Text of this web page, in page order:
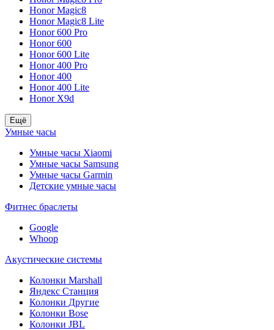
Honor Magic8
Honor Magic8 Lite
Honor 600 Pro
Honor 600
Honor 600 Lite
Honor 400 Pro
Honor 400
Honor 400 Lite
Honor X9d
Ещё
Умные часы
Умные часы Xiaomi
Умные часы Samsung
Умные часы Garmin
Детские умные часы
Фитнес браслеты
Google
Whoop
Акустические системы
Колонки Marshall
Яндекс Станция
Колонки Другие
Колонки Bose
Колонки JBL